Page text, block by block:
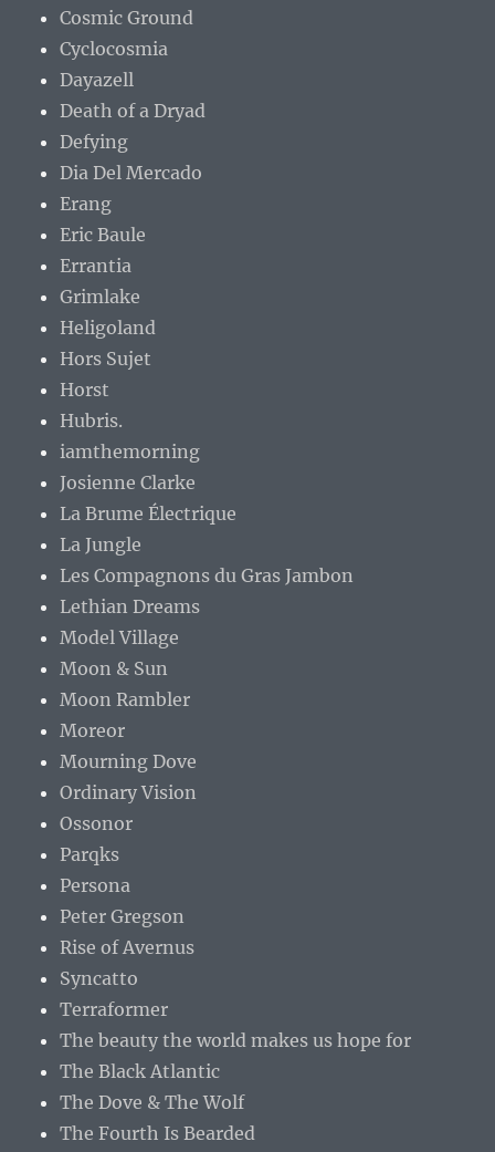
Cosmic Ground
Cyclocosmia
Dayazell
Death of a Dryad
Defying
Dia Del Mercado
Erang
Eric Baule
Errantia
Grimlake
Heligoland
Hors Sujet
Horst
Hubris.
iamthemorning
Josienne Clarke
La Brume Électrique
La Jungle
Les Compagnons du Gras Jambon
Lethian Dreams
Model Village
Moon & Sun
Moon Rambler
Moreor
Mourning Dove
Ordinary Vision
Ossonor
Parqks
Persona
Peter Gregson
Rise of Avernus
Syncatto
Terraformer
The beauty the world makes us hope for
The Black Atlantic
The Dove & The Wolf
The Fourth Is Bearded